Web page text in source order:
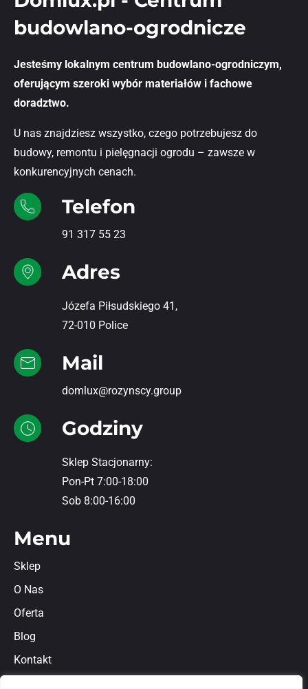
budowlano-ogrodnicze
Jesteśmy lokalnym centrum budowlano-ogrodniczym,
oferującym szeroki wybór materiałów i fachowe
doradztwo.
U nas znajdziesz wszystko, czego potrzebujesz do
budowy, remontu i pielęgnacji ogrodu – zawsze w
konkurencyjnych cenach.
Telefon
91 317 55 23
Adres
Józefa Piłsudskiego 41,
72-010 Police
Mail
domlux@rozynscy.group
Godziny
Sklep Stacjonarny:
Pon-Pt 7:00-18:00
Sob 8:00-16:00
Menu
Sklep
O Nas
Oferta
Blog
Kontakt